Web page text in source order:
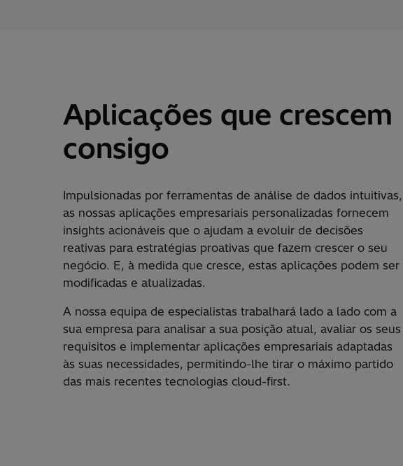
Aplicações que crescem
consigo
Impulsionadas por ferramentas de análise de dados intuitivas,
as nossas aplicações empresariais personalizadas fornecem
insights acionáveis que o ajudam a evoluir de decisões
reativas para estratégias proativas que fazem crescer o seu
negócio. E, à medida que cresce, estas aplicações podem ser
modificadas e atualizadas.
A nossa equipa de especialistas trabalhará lado a lado com a
sua empresa para analisar a sua posição atual, avaliar os seus
requisitos e implementar aplicações empresariais adaptadas
às suas necessidades, permitindo-lhe tirar o máximo partido
das mais recentes tecnologias cloud-first.